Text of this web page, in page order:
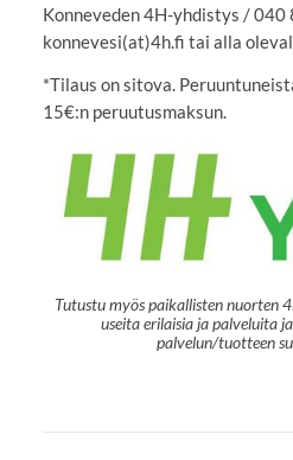
Konneveden 4H-yhdistys /
konnevesi(at)4h.fi tai alla
*Tilaus on sitova.
15€:n peruutusmaksun.
Tutustu myös paikallisten nuorten
useita erilaisia ja palveluita
palvelun/tuotteen